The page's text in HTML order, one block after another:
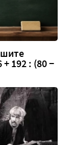
+ 192 : (80 −